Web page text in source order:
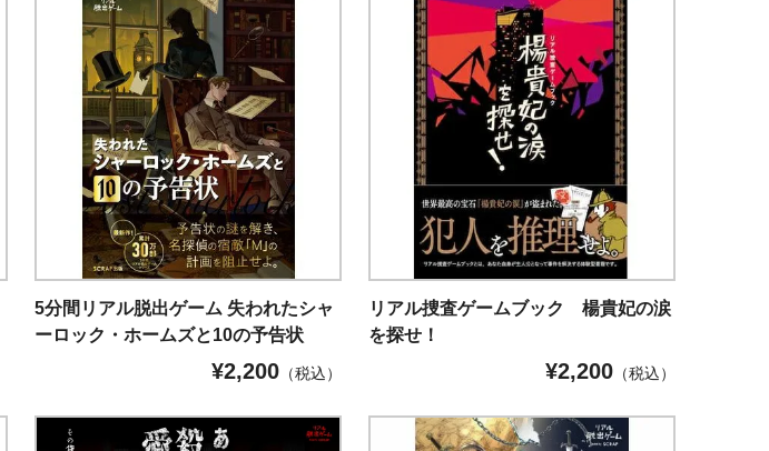
5分間リアル脱出ゲーム 失われたシャ
ーロック・ホームズと10の予告状
¥2,200（税込）
リアル捜査ゲームブック 楊貴妃の涙
を探せ！
¥2,200（税込）